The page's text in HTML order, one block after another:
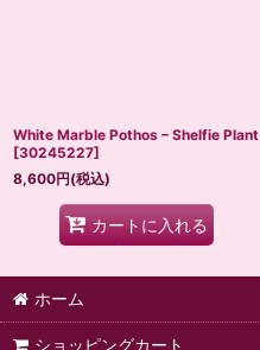
White Marble Pothos – Shelfie Plant
[30245227]
8,600円(税込)
カートに入れる
ホーム
ショッピングカート